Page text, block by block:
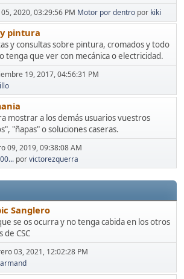
05, 2020, 03:29:56 PM Motor por dentro por kiki
pintura
y consultas sobre pintura, cromados y todo
tenga que ver con mecánica o electricidad.
19, 2017, 04:56:31 PM
mostrar a los demás usuarios vuestros
"ñapas" o soluciones caseras.
09, 2019, 09:38:08 AM
porvictorezquerra
Sanglero
se os ocurra y no tenga cabida en los otros
de CSC
03, 2021, 12:02:28 PM
armand